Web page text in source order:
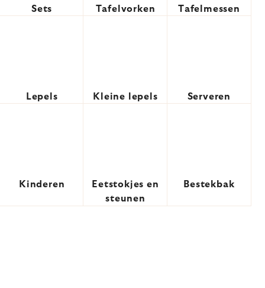
Sets Tafelvorken Tafelmessen
Lepels Kleine lepels Serveren
Kinderen
Eetstokjes en
steunen
Bestekbak